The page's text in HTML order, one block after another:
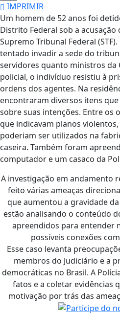
IMPRIMIR
Um homem de 52 anos foi
Distrito Federal sob a
Supremo Tribunal Federal
tentado invadir a sede do
servidores quanto ministros da
policial, o indivíduo resistiu à
ordens dos agentes. Na
encontraram diversos itens
sobre suas intenções. Entre os
que indicavam planos
poderiam ser utilizados na
caseira. Também foram
computador e um casaco da
A investigação em andamento
feito várias ameaças
que aumentou a gravidade
estão analisando o conteúdo
apreendidos para entender
possíveis conexões
Esse caso levanta
membros do Judiciário e a
democráticas no Brasil. A
fatos e a coletar evidências
motivação por trás das